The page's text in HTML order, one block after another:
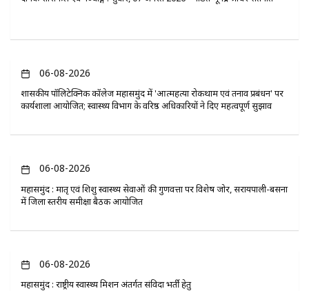
06-08-2026
​शासकीय पॉलिटेक्निक कॉलेज महासमुंद में 'आत्महत्या रोकथाम एवं तनाव प्रबंधन' पर
कार्यशाला आयोजित; स्वास्थ्य विभाग के वरिष्ठ अधिकारियों ने दिए महत्वपूर्ण सुझाव
06-08-2026
महासमुंद : मातृ एवं शिशु स्वास्थ्य सेवाओं की गुणवत्ता पर विशेष जोर, सरायपाली-बसना
में जिला स्तरीय समीक्षा बैठक आयोजित
06-08-2026
महासमुंद : राष्ट्रीय स्वास्थ्य मिशन अंतर्गत संविदा भर्ती हेतु